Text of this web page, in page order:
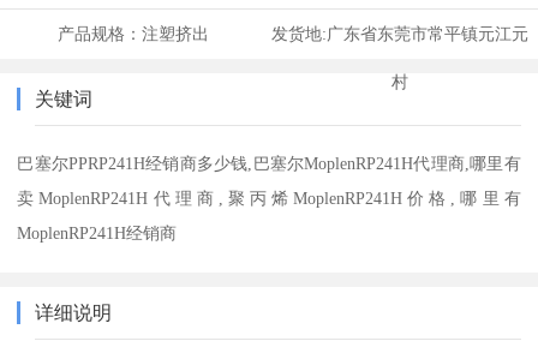
产品规格： 注塑挤出 发货地:广东省东莞市常平镇元江元
村
关键词
巴塞尔PPRP241H经销商多少钱,巴塞尔MoplenRP241H代理商,哪里有
卖MoplenRP241H代理商,聚丙烯MoplenRP241H价格,哪里有
MoplenRP241H经销商
详细说明